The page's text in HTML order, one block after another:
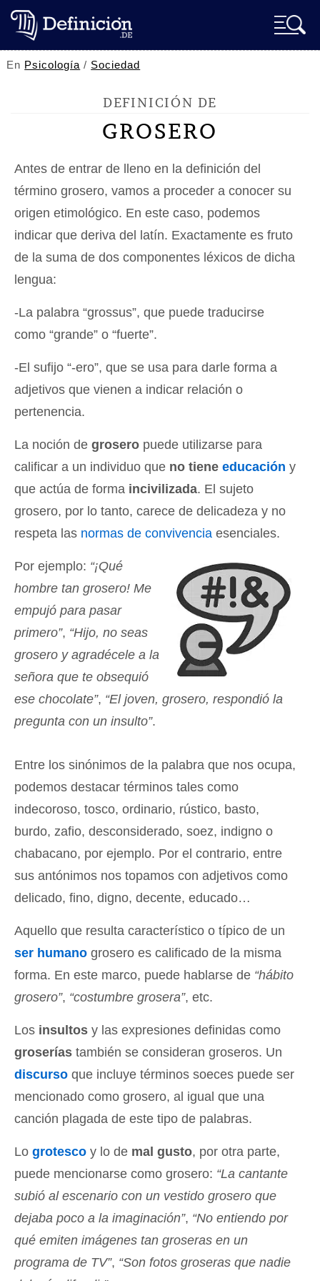
En Psicología / Sociedad
DEFINICIÓN DE
GROSERO
Antes de entrar de lleno en la definición del
término grosero, vamos a proceder a conocer su
origen etimológico. En este caso, podemos
indicar que deriva del latín. Exactamente es fruto
de la suma de dos componentes léxicos de dicha
lengua:
-La palabra “grossus”, que puede traducirse
como “grande” o “fuerte”.
-El sufijo “-ero”, que se usa para darle forma a
adjetivos que vienen a indicar relación o
pertenencia.
La noción de grosero puede utilizarse para
calificar a un individuo que no tiene educación y
que actúa de forma incivilizada. El sujeto
grosero, por lo tanto, carece de delicadeza y no
respeta las normas de convivencia esenciales.
Por ejemplo: “¡Qué
hombre tan grosero! Me
empujó para pasar
primero”, “Hijo, no seas
grosero y agradécele a la
señora que te obsequió
ese chocolate”, “El joven, grosero, respondió la
pregunta con un insulto”.
Entre los sinónimos de la palabra que nos ocupa,
podemos destacar términos tales como
indecoroso, tosco, ordinario, rústico, basto,
burdo, zafio, desconsiderado, soez, indigno o
chabacano, por ejemplo. Por el contrario, entre
sus antónimos nos topamos con adjetivos como
delicado, fino, digno, decente, educado…
Aquello que resulta característico o típico de un
ser humano grosero es calificado de la misma
forma. En este marco, puede hablarse de “hábito
grosero”, “costumbre grosera”, etc.
Los insultos y las expresiones definidas como
groserías también se consideran groseros. Un
discurso que incluye términos soeces puede ser
mencionado como grosero, al igual que una
canción plagada de este tipo de palabras.
Lo grotesco y lo de mal gusto, por otra parte,
puede mencionarse como grosero: “La cantante
subió al escenario con un vestido grosero que
dejaba poco a la imaginación”, “No entiendo por
qué emiten imágenes tan groseras en un
programa de TV”, “Son fotos groseras que nadie